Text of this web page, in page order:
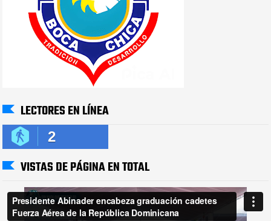
LECTORES EN LÍNEA
2
VISTAS DE PÁGINA EN TOTAL